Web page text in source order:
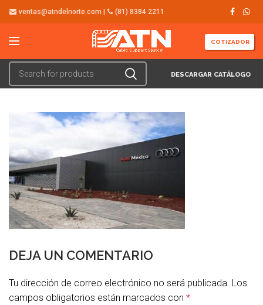
ventas@atndelnorte.com | (81) 8384 2211
COTIZADOR
DESCARGAR CATÁLOGO
DEJA UN COMENTARIO
Tu dirección de correo electrónico no será publicada. Los
campos obligatorios están marcados con *